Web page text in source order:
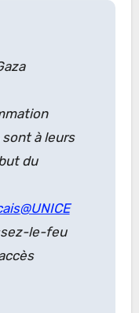
à leurs
du
@UNICE
le-feu